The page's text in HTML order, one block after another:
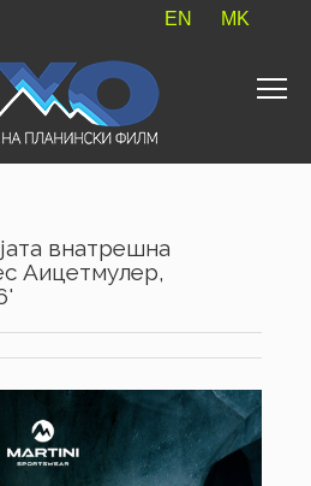
EN MK
внатрешна
Аицетмулер,